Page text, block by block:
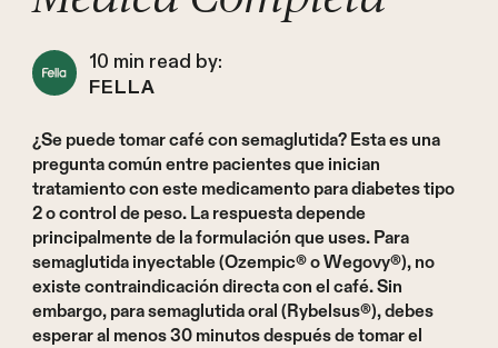
10 min read by:
FELLA
¿Se puede tomar café con semaglutida? Esta es una
pregunta común entre pacientes que inician
tratamiento con este medicamento para diabetes tipo
2 o control de peso. La respuesta depende
principalmente de la formulación que uses. Para
semaglutida inyectable (Ozempic® o Wegovy®), no
existe contraindicación directa con el café. Sin
embargo, para semaglutida oral (Rybelsus®), debes
esperar al menos 30 minutos después de tomar el